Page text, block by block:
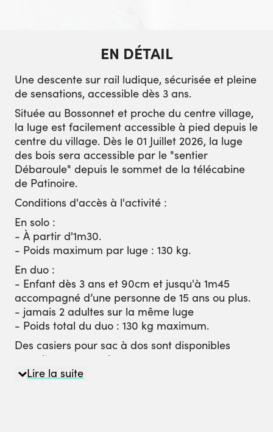
EN DÉTAIL
Une descente sur rail ludique, sécurisée et pleine
de sensations, accessible dès 3 ans.
Située au Bossonnet et proche du centre village,
la luge est facilement accessible à pied depuis le
centre du village. Dès le 01 Juillet 2026, la luge
des bois sera accessible par le "sentier
Débaroule" depuis le sommet de la télécabine
de Patinoire.
Conditions d'accès à l'activité :
En solo :
- À partir d'1m30.
- Poids maximum par luge : 130 kg.
En duo :
- Enfant dès 3 ans et 90cm et jusqu'à 1m45
accompagné d’une personne de 15 ans ou plus.
- jamais 2 adultes sur la même luge
- Poids total du duo : 130 kg maximum.
Des casiers pour sac à dos sont disponibles
gratuitement sur place.
Parking gratuit sur place et snack Le Scrapeur à
Lire la suite